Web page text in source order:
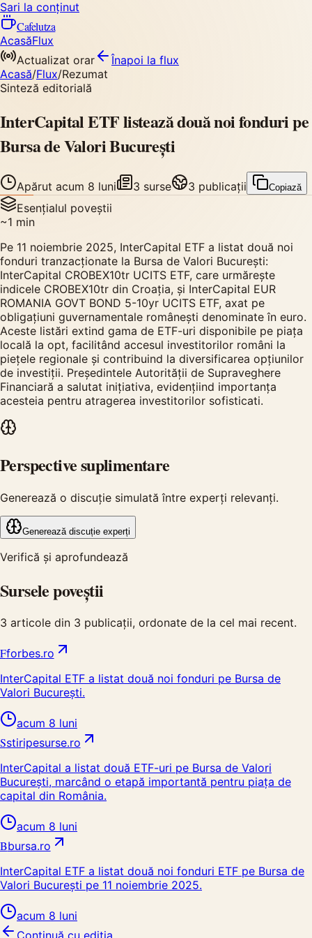
Sari la conținut
Cafelutza
AcasăFlux
Actualizat orar
Înapoi la flux
Acasă/Flux/Rezumat
Sinteză editorială
InterCapital ETF listează două noi fonduri pe
Bursa de Valori București
Apărut acum 8 luni 3 surse 3 publicații Copiază
Esențialul poveștii
~1 min
Pe 11 noiembrie 2025, InterCapital ETF a listat două noi
fonduri tranzacționate la Bursa de Valori București:
InterCapital CROBEX10tr UCITS ETF, care urmărește
indicele CROBEX10tr din Croația, și InterCapital EUR
ROMANIA GOVT BOND 5-10yr UCITS ETF, axat pe
obligațiuni guvernamentale românești denominate în euro.
Aceste listări extind gama de ETF-uri disponibile pe piața
locală la opt, facilitând accesul investitorilor români la
piețele regionale și contribuind la diversificarea opțiunilor
de investiții. Președintele Autorității de Supraveghere
Financiară a salutat inițiativa, evidențiind importanța
acesteia pentru atragerea investitorilor sofisticati.
Perspective suplimentare
Generează o discuție simulată între experți relevanți.
Generează discuție experți
Verifică și aprofundează
Sursele poveștii
3 articole din 3 publicații, ordonate de la cel mai recent.
Fforbes.ro
InterCapital ETF a listat două noi fonduri pe Bursa de
Valori București.
acum 8 luni
Sstiripesurse.ro
InterCapital a listat două ETF-uri pe Bursa de Valori
București, marcând o etapă importantă pentru piața de
capital din România.
acum 8 luni
Bbursa.ro
InterCapital ETF a listat două noi fonduri ETF pe Bursa de
Valori București pe 11 noiembrie 2025.
acum 8 luni